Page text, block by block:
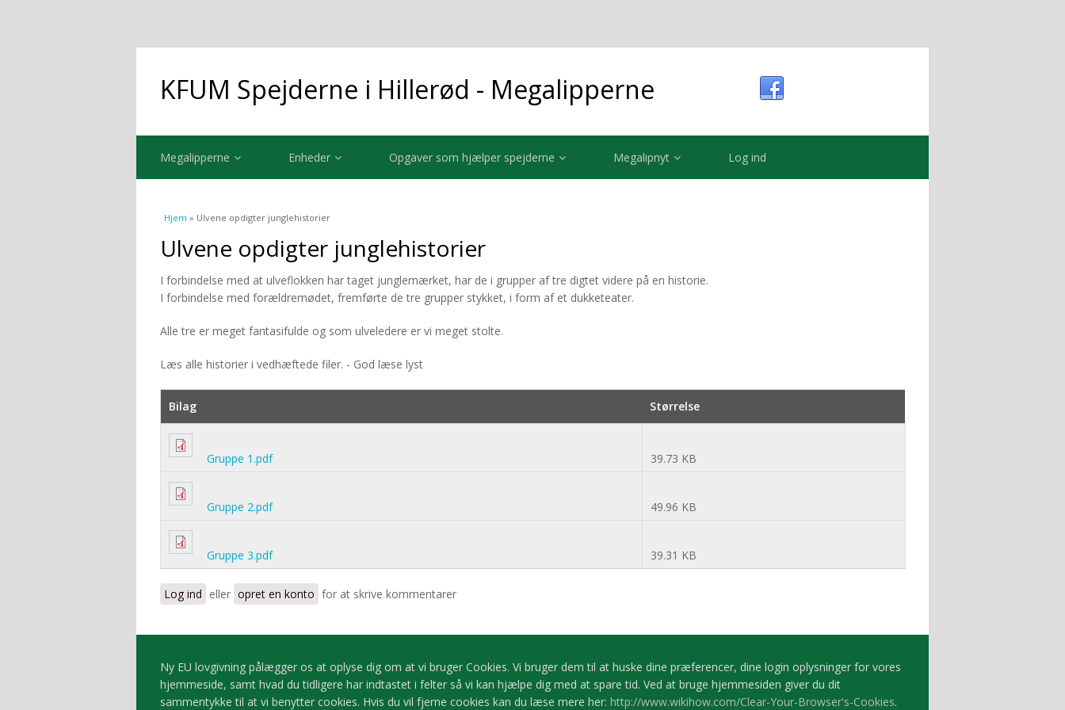
KFUM Spejderne i Hillerød - Megalipperne
Megalipperne Enheder Opgaver som hjælper spejderne Megalipnyt Log ind
Du er her
Hjem » Ulvene opdigter junglehistorier
Ulvene opdigter junglehistorier
I forbindelse med at ulveflokken har taget junglemærket, har de i grupper af tre digtet videre på en historie.
I forbindelse med forældremødet, fremførte de tre grupper stykket, i form af et dukketeater.
Alle tre er meget fantasifulde og som ulveledere er vi meget stolte.
Læs alle historier i vedhæftede filer. - God læse lyst
Bilag Størrelse
Gruppe 1.pdf 39.73 KB
Gruppe 2.pdf 49.96 KB
Gruppe 3.pdf 39.31 KB
Log ind eller opret en konto for at skrive kommentarer
Ny EU lovgivning pålægger os at oplyse dig om at vi bruger Cookies. Vi bruger dem til at huske dine præferencer, dine login oplysninger for vores
hjemmeside, samt hvad du tidligere har indtastet i felter så vi kan hjælpe dig med at spare tid. Ved at bruge hjemmesiden giver du dit
sammentykke til at vi benytter cookies. Hvis du vil fjerne cookies kan du læse mere her: http://www.wikihow.com/Clear-Your-Browser's-Cookies.